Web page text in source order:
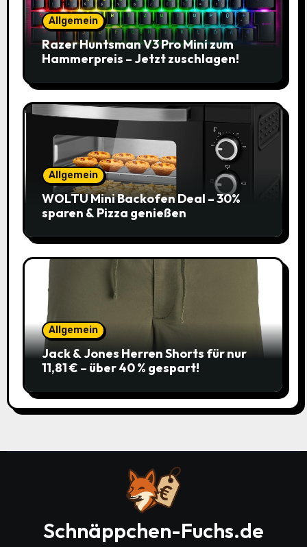
Allgemein
Razer Huntsman V3 Pro Mini zum
Hammerpreis – Jetzt zuschlagen!
Allgemein
WOLTU Mini Backofen Deal – 30%
sparen & Pizza genießen
Allgemein
Jack & Jones Herren Shorts für nur
11,81 € – über 40 % gespart!
Schnäppchen-Fuchs.de